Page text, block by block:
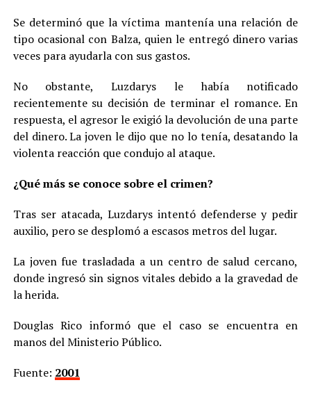
Se determinó que la víctima mantenía una relación de
tipo ocasional con Balza, quien le entregó dinero varias
veces para ayudarla con sus gastos.
No obstante, Luzdarys le había notificado
recientemente su decisión de terminar el romance. En
respuesta, el agresor le exigió la devolución de una parte
del dinero. La joven le dijo que no lo tenía, desatando la
violenta reacción que condujo al ataque.
¿Qué más se conoce sobre el crimen?
Tras ser atacada, Luzdarys intentó defenderse y pedir
auxilio, pero se desplomó a escasos metros del lugar.
La joven fue trasladada a un centro de salud cercano,
donde ingresó sin signos vitales debido a la gravedad de
la herida.
Douglas Rico informó que el caso se encuentra en
manos del Ministerio Público.
Fuente: 2001